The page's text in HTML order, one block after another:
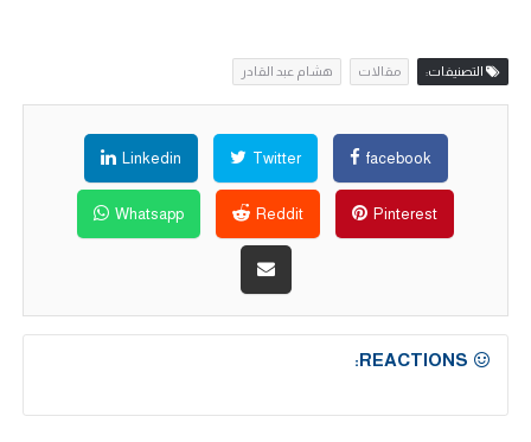
التصنيفات: مقالات هشام عبد القادر
facebook
Twitter
Linkedin
Pinterest
Reddit
Whatsapp
REACTIONS: